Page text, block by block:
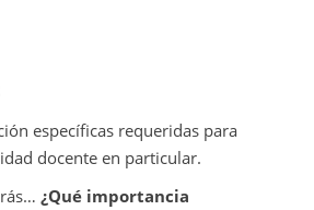
específicas requeridas para
docente en particular.
¿Qué importancia